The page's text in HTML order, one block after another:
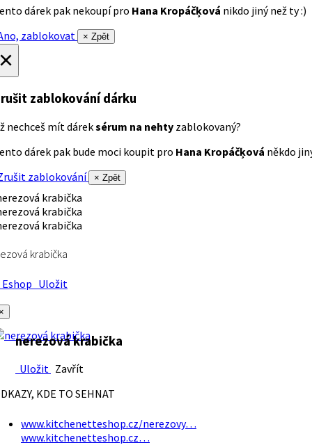
dárek pak nekoupí pro Hana Kropáčķová nikdo jiný než ty :)
zablokovat
× Zpět
zablokování dárku
nechceš mít dáreksérum na nehty zablokovaný?
dárek pak bude moci koupit pro Hana Kropáčķová někdo
zablokování
× Zpět
krabička
Uložit
nerezová krabička
Uložit Zavřít
KDE TO SEHNAT
www.kitchenetteshop.cz/nerezovy…
www.kitchenetteshop.cz…